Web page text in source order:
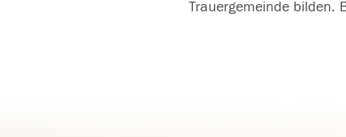
Trauergemeinde bilden.